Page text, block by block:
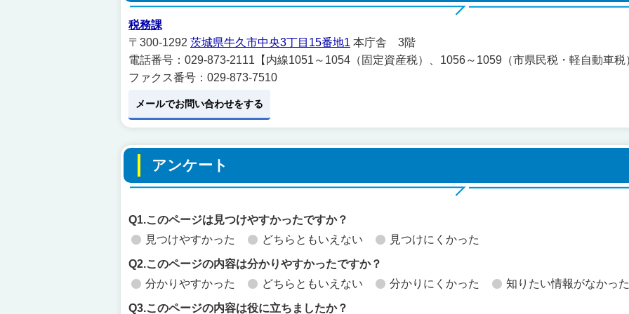
税務課
〒300-1292 茨城県牛久市中央3丁目15番地1 本庁舎 3階
電話番号：029-873-2111【内線1051～1054（固定資産税）、1056～1059（市県民税・軽自動車税
ファクス番号：029-873-7510
メールでお問い合わせをする
アンケート
Q1.このページは見つけやすかったですか？
見つけやすかった
どちらともいえない 見つけにくかった
Q2.このページの内容は分かりやすかったですか？
分かりやすかった
どちらともいえない 分かりにくかった 知りたい情報がなかった
Q3.このページの内容は役に立ちましたか？